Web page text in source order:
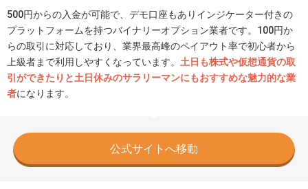
500円からの入金が可能で、デモ口座もありインジケーター付きの
プラットフォームを持つバイナリーオプション業者です。100円か
らの取引に対応しており、業界最高峰のペイアウト率で初心者から
上級者まで利用しやすくなっています。 土日も株式や仮想通貨の取
引ができたりと土日休みのサラリーマンにもおすすめな魅力的な業
者になります。
公式サイトへ移動